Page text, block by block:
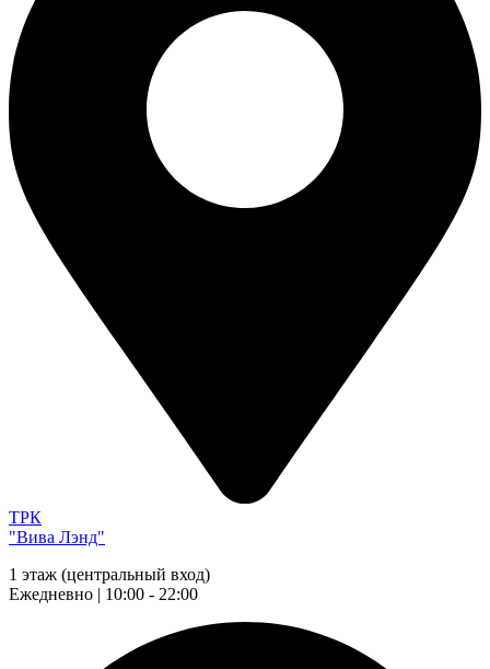
ТРК
"Вива Лэнд"
1 этаж (центральный вход)
Ежедневно | 10:00 - 22:00